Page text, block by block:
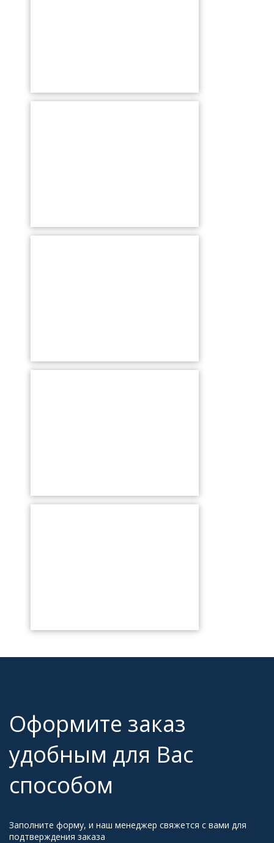
Оформите заказ
удобным для Вас
способом
Заполните форму, и наш менеджер свяжется с вами для
подтверждения заказа